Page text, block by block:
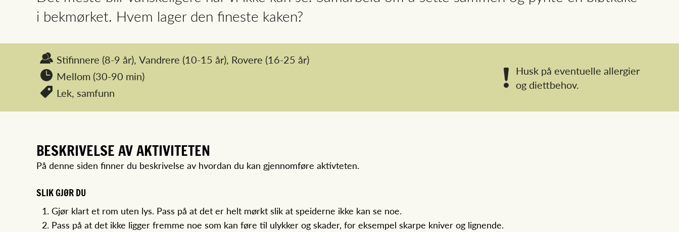
i bekmørket. Hvem lager den fineste kaken?
Stifinnere (8-9 år), Vandrere (10-15 år), Rovere (16-25 år)
Mellom (30-90 min)
Lek, samfunn
Husk på eventuelle allergier
og diettbehov.
BESKRIVELSE AV AKTIVITETEN
På denne siden finner du beskrivelse av hvordan du kan gjennomføre aktivteten.
SLIK GJØR DU
Gjør klart et rom uten lys. Pass på at det er helt mørkt slik at speiderne ikke kan se noe.
Pass på at det ikke ligger fremme noe som kan føre til ulykker og skader, for eksempel skarpe kniver og lignende.